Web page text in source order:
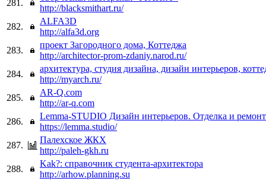
281.
http://blacksmithart.ru/
282.
ALFA3D
http://alfa3d.org
283.
проект Загородного дома, Коттеджа
http://architector-prom-zdaniy.narod.ru/
284.
архитектура, студия дизайна, дизайн интерьеров,
http://myarch.ru/
285.
AR-Q.com
http://ar-q.com
286.
Lemma-STUDIO Дизайн интерьеров. Отделка и
https://lemma.studio/
287.
Палехское ЖКХ
http://paleh-gkh.ru
288.
Kak?: справочник студента-архитектора
http://arhow.planning.su